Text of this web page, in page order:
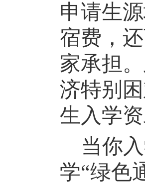
申请生
宿费，
家承担。
济特别
生入学
当你
学“绿色